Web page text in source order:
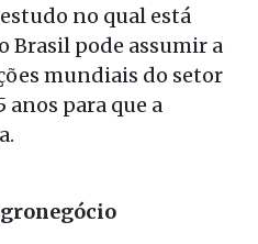
no qual está
Brasil pode assumir a
mundiais do setor
anos para que a